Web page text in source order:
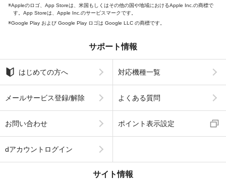
Appleのロゴ、App Storeは、米国もしくはその他の国や地域におけるApple Inc.の商標で
す。App Storeは、Apple Inc.のサービスマークです。
Google Play および Google Play ロゴは Google LLC の商標です。
サポート情報
はじめての方へ 対応機種一覧
メールサービス登録/解除 よくある質問
お問い合わせ ポイント表示設定
dアカウントログイン
サイト情報